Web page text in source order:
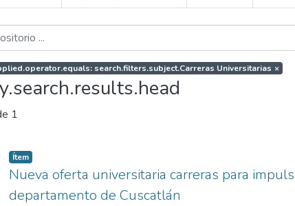
search.filters.subject.Carreras Universitarias ×
1
Ítem
Nueva oferta universitaria carreras para
departamento de Cuscatlán